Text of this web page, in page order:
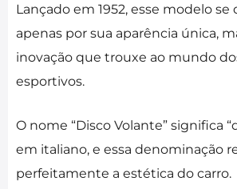
Lançado em 1952, esse modelo
apenas por sua aparência única,
inovação que trouxe ao mundo
esportivos.
O nome “Disco Volante” significa
em italiano, e essa denominação
perfeitamente a estética do carro.